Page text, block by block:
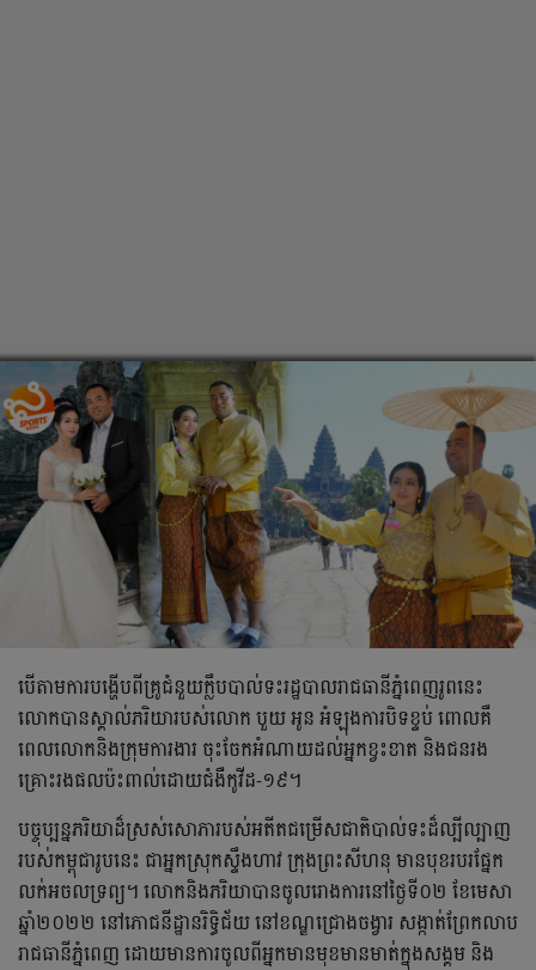
បើ​តាម​ការ​បង្ហើប​ពី​គ្រូជំនួយ​ក្លឹប​បាល់ទះ​រដ្ឋបាលរាជធានី​ភ្នំពេញរូព​នេះ​
លោក​បាន​ស្គាល់​ភរិយារបស់​លោក​ បួយ អូន ​អំឡុង​ការ​បិទ​ខ្ទប់​ ពោល​គឺ​
ពេល​លោក​និង​ក្រុម​​ការងារ​​ ចុះចែក​អំណាយ​ដល់​​​អ្នក​ខ្វះខាត​​ និង​ជនរង
គ្រោះ​រង​ផល​ប៉ះពាល់​ដោយ​ជំងឺកូវីដ-១៩។
បច្ចុប្បន្ន​ភរិយា​ដ៏​ស្រស់​សោភា​របស់​អតីត​ជម្រើស​ជាតិ​បាល់ទះ​ដ៏ល្បីល្បាញ​
របស់​កម្ពុជា​រូប​នេះ ជា​អ្នក​ស្រុក​ស្ទឹង​ហាវ ក្រុង​ព្រះ​សីហនុ មាន​បុខ​របរ​​ផ្នែក​
លក់​អចលទ្រព្យ។ លោក​និង​ភរិយាបាន​ចូល​រោង​ការ​​​នៅ​ថ្ងៃ​ទី០២ ខែមេសា
ឆ្នាំ​២០២២ នៅ​ភោជនីដ្ឋាន​រិទ្ធិជ័យ​ នៅ​ខណ្ឌជ្រោងចង្វារ សង្កាត់​ព្រែក​លាប
រាជធានីភ្នំពេញ ដោយ​មាន​ការ​ចូល​ពី​អ្នក​មាន​មុខ​មាន​មាត់​ក្នុង​សង្គម និង​